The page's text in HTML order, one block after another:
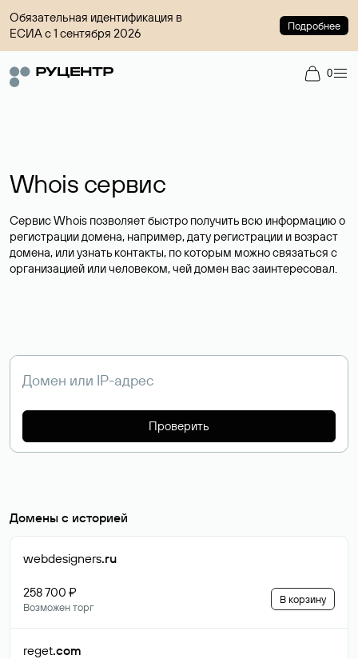
Обязательная идентификация в
ЕСИА с 1 сентября 2026
Подробнее
0
Whois сервис
Сервис Whois позволяет быстро получить всю информацию о
регистрации домена, например, дату регистрации и возраст
домена, или узнать контакты, по которым можно связаться с
организацией или человеком, чей домен вас заинтересовал.
Проверить
Домены с историей
webdesigners.ru
258 700 ₽
Возможен торг
В корзину
reget.com